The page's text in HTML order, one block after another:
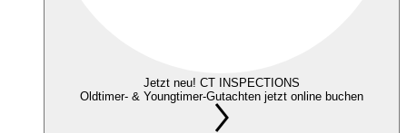
Jetzt neu! CT INSPECTIONS
Oldtimer- & Youngtimer-Gutachten jetzt online buchen